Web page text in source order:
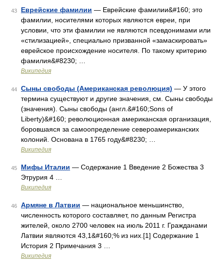
43 Еврейские фамилии — Еврейские фамилии&#160; это
фамилии, носителями которых являются евреи, при
условии, что эти фамилии не являются псевдонимами или
«стилизацией», специально призванной «замаскировать»
еврейское происхождение носителя. По такому критерию
фамилия&#8230; …
Википедия
44 Сыны свободы (Американская революция) — У этого
термина существуют и другие значения, см. Сыны свободы
(значения). Сыны свободы (англ.&#160;Sons of
Liberty)&#160; революционная американская организация,
боровшаяся за самоопределение североамериканских
колоний. Основана в 1765 году&#8230; …
Википедия
45 Мифы Италии — Содержание 1 Введение 2 Божества 3
Этрурия 4 …
Википедия
46 Армяне в Латвии — национальное меньшинство,
численность которого составляет, по данным Регистра
жителей, около 2700 человек на июль 2011 г. Гражданами
Латвии являются 43,1&#160;% из них.[1] Содержание 1
История 2 Примечания 3 …
Википедия